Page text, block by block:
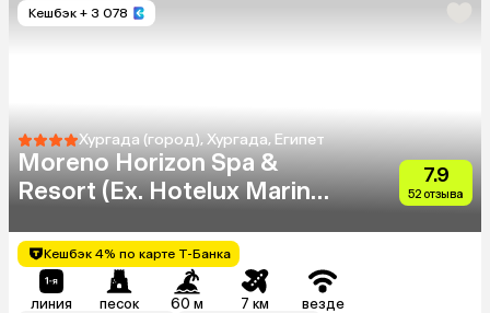
Кешбэк + 3 078
Хургада (город), Хургада, Египет
Moreno Horizon Spa &
Resort (Ex. Hotelux Marina
7.9
52 отзыва
Кешбэк 4% по карте Т-Банка
линия песок 60 м 7 км везде